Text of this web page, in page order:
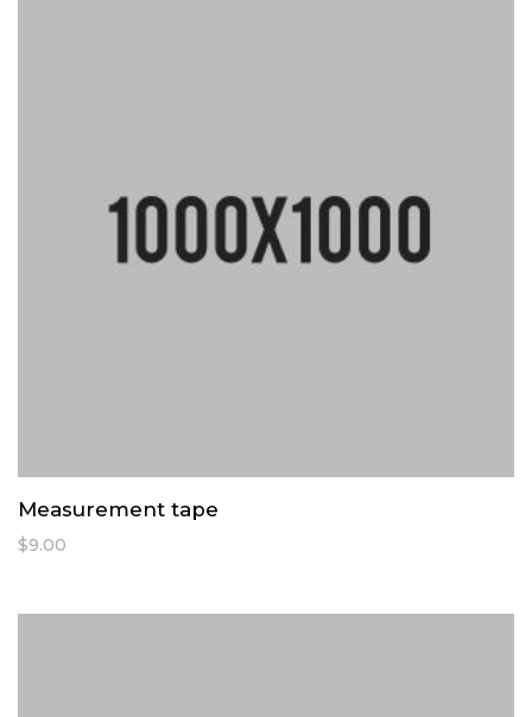
Measurement tape
$9.00